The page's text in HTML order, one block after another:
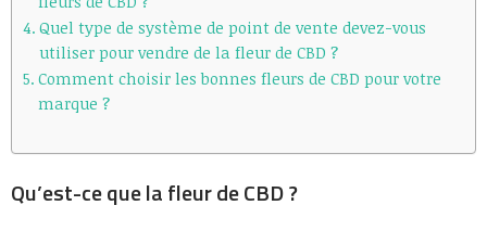
Quel type de système de point de vente devez-vous
utiliser pour vendre de la fleur de CBD ?
Comment choisir les bonnes fleurs de CBD pour votre
marque ?
Qu’est-ce que la fleur de CBD ?